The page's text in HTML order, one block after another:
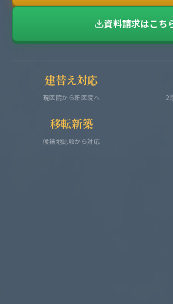
資料請求はこち
建替え対応
現医院から新医院へ 2
移転新築
候補地比較から対応